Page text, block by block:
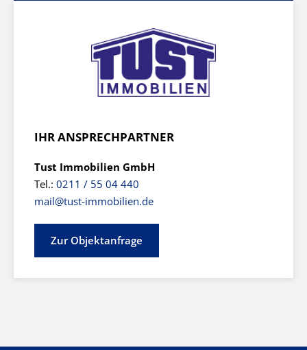
IHR ANSPRECHPARTNER
Tust Immobilien GmbH
Tel.: 0211 / 55 04 440
mail@tust-immobilien.de
Zur Objektanfrage